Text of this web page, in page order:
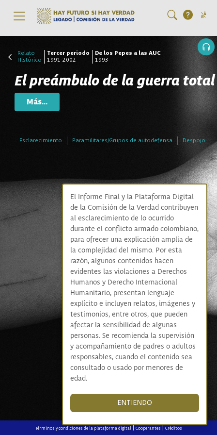
Relato
Histórico
Tercer periodo
1991-2002
De los Pepes a las AUC
1993
El preámbulo de la guerra total
Más...
Esclarecimiento Paramilitares/Grupos de autodefensa Despojo
Términos y condiciones de la plataforma digital|Cooperantes|Créditos
El Informe Final y la Plataforma Digital
de la Comisión de la Verdad contribuyen
al esclarecimiento de lo ocurrido
durante el conflicto armado colombiano,
para ofrecer una explicación amplia de
la complejidad del mismo. Por esta
razón, algunos contenidos hacen
evidentes las violaciones a Derechos
Humanos y Derecho Internacional
Humanitario, presentan lenguaje
explícito e incluyen relatos, imágenes y
testimonios, entre otros, que pueden
afectar la sensibilidad de algunas
personas. Se recomienda la supervisión
y acompañamiento de padres o adultos
responsables, cuando el contenido sea
consultado o usado por menores de
edad.
ENTIENDO